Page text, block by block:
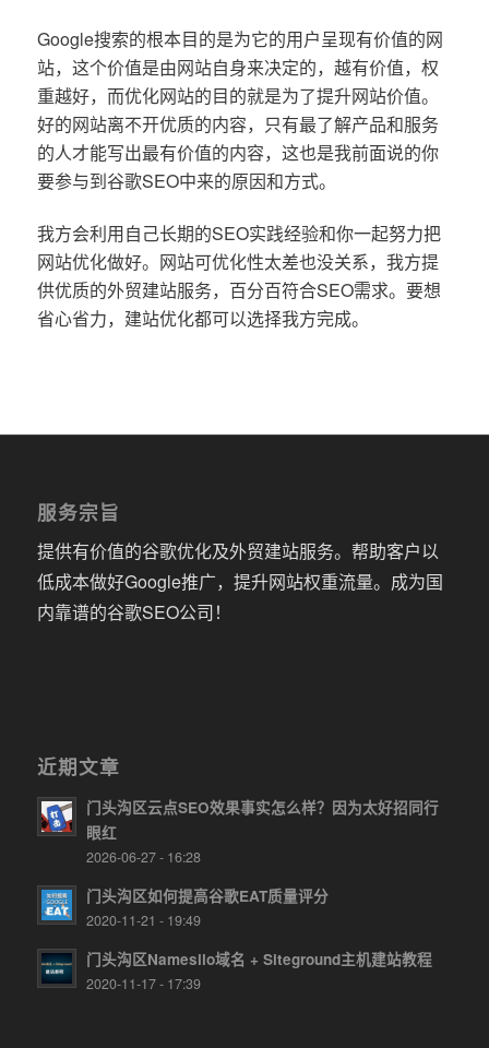
Google搜索的根本目的是为它的用户呈现有价值的网
站，这个价值是由网站自身来决定的，越有价值，权
重越好，而优化网站的目的就是为了提升网站价值。
好的网站离不开优质的内容，只有最了解产品和服务
的人才能写出最有价值的内容，这也是我前面说的你
要参与到谷歌SEO中来的原因和方式。
我方会利用自己长期的SEO实践经验和你一起努力把
网站优化做好。网站可优化性太差也没关系，我方提
供优质的外贸建站服务，百分百符合SEO需求。要想
省心省力，建站优化都可以选择我方完成。
服务宗旨
提供有价值的谷歌优化及外贸建站服务。帮助客户以
低成本做好Google推广，提升网站权重流量。成为国
内靠谱的谷歌SEO公司！
近期文章
门头沟区云点SEO效果事实怎么样？因为太好招同行
眼红
2026-06-27 - 16:28
门头沟区如何提高谷歌EAT质量评分
2020-11-21 - 19:49
门头沟区Namesilo域名 + Siteground主机建站教程
2020-11-17 - 17:39